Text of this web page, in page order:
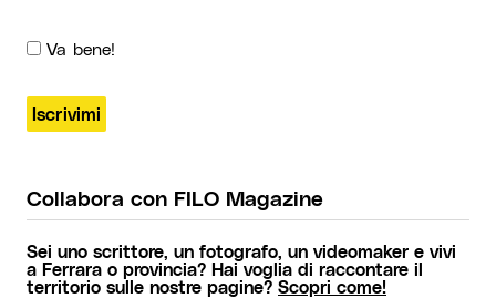
Va bene!
Collabora con FILO Magazine
Sei uno scrittore, un fotografo, un videomaker e vivi
a Ferrara o provincia? Hai voglia di raccontare il
territorio sulle nostre pagine? Scopri come!